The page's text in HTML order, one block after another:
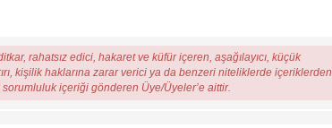
rahatsız edici, hakaret ve küfür içeren, aşağılayıcı, küçük
kişilik haklarına zarar verici ya da benzeri niteliklerde içeriklerden
içeriği gönderen Üye/Üyeler’e aittir.